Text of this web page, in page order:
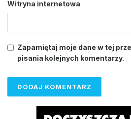
Witryna internetowa
Zapamiętaj moje dane w tej
pisania kolejnych komentarzy.